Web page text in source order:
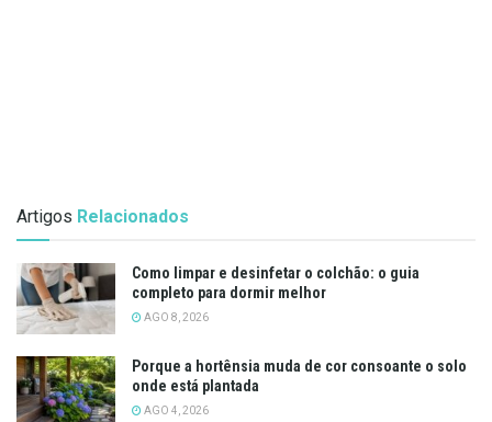
Artigos Relacionados
Como limpar e desinfetar o colchão: o guia
completo para dormir melhor
AGO 8, 2026
Porque a hortênsia muda de cor consoante o solo
onde está plantada
AGO 4, 2026